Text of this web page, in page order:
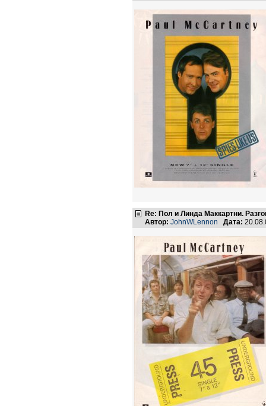
Re: Пол и Линда Маккартни.
Автор: JohnWLennon Дата: